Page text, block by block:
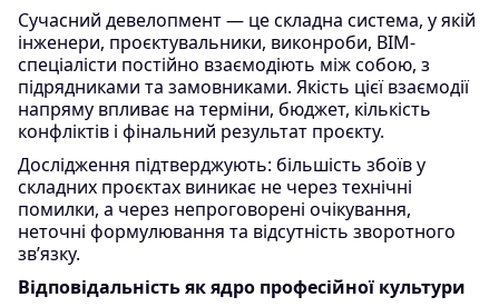
Сучасний девелопмент — це складна система, у якій
інженери, проєктувальники, виконроби, BIM-
спеціалісти постійно взаємодіють між собою, з
підрядниками та замовниками. Якість цієї взаємодії
напряму впливає на терміни, бюджет, кількість
конфліктів і фінальний результат проєкту.
Дослідження підтверджують: більшість збоїв у
складних проєктах виникає не через технічні
помилки, а через непроговорені очікування,
неточні формулювання та відсутність зворотного
зв’язку.
Відповідальність як ядро професійної культури